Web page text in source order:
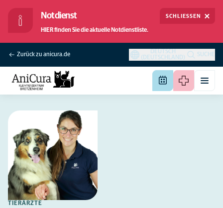
Notdienst
HIER finden Sie die aktuelle Notdienstliste.
SCHLIESSEN
Zurück zu anicura.de
DEUTSCH
(DEUTSCHLAND)
SUCHE
TIERÄRZTE